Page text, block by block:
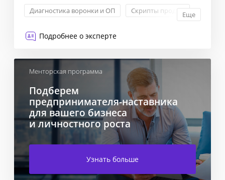
Диагностика воронки и ОП
Скрипты продажЕще
Подробнее о эксперте
Менторская программа
Подберем
предпринимателя-наставника
для вашего бизнеса
и личностного роста
Узнать больше